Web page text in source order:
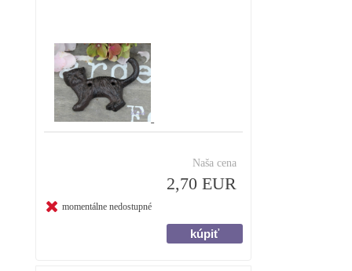
Naša cena
2,70 EUR
momentálne nedostupné